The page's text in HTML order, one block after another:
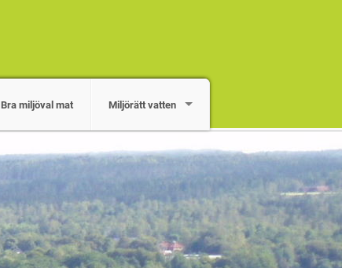
Bra miljöval mat Miljörätt vatten